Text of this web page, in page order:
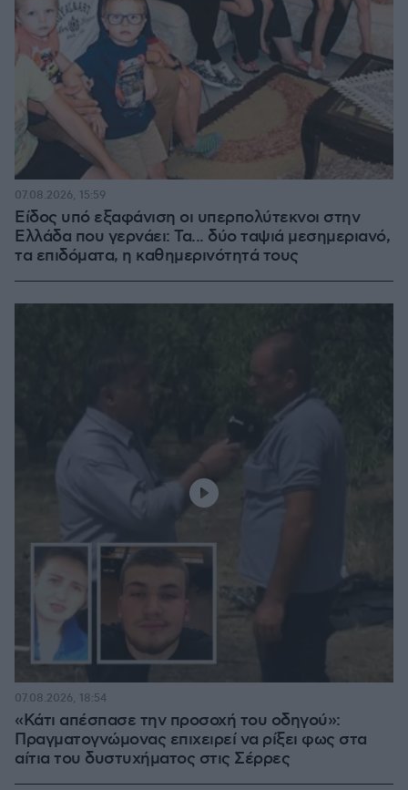
Είδος υπό εξαφάνιση οι υπερπολύτεκνοι στην
Ελλάδα που γερνάει: Τα... δύο ταψιά μεσημεριανό,
τα επιδόματα, η καθημερινότητά τους
07.08.2026, 15:59
«Κάτι απέσπασε την προσοχή του οδηγού»:
Πραγματογνώμονας επιχειρεί να ρίξει φως στα
αίτια του δυστυχήματος στις Σέρρες
07.08.2026, 18:54